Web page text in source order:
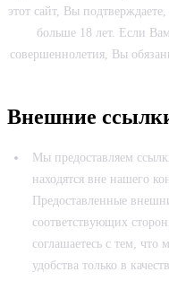
этот сайт, Вы
больше 18 лет. Если
совершеннолетия, Вы
Внешние
Мы предоставляем
находятся вне нашего
Предоставленные
соответствующих
соглашаетесь с тем, что
удобства только в